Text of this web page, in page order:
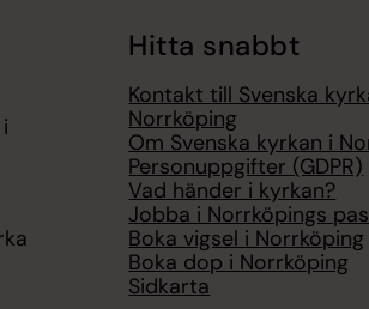
Hitta snabbt
Kontakt till Svenska
Norrköping
Om Svenska kyrkan i
Personuppgifter (GDPR)
Vad händer i kyrkan?
Jobba i Norrköpings
Boka vigsel i Norrköping
Boka dop i Norrköping
Sidkarta